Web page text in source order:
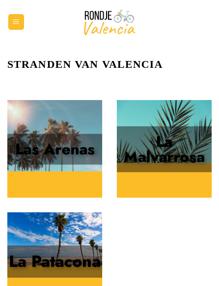
naar
inhoud
STRANDEN VAN VALENCIA
Las Arenas La
Malvarrosa
La Patacona